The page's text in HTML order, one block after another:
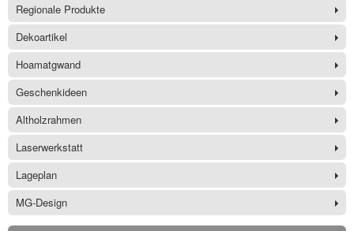
Regionale Produkte
Dekoartikel
Hoamatgwand
Geschenkideen
Altholzrahmen
Laserwerkstatt
Lageplan
MG-Design